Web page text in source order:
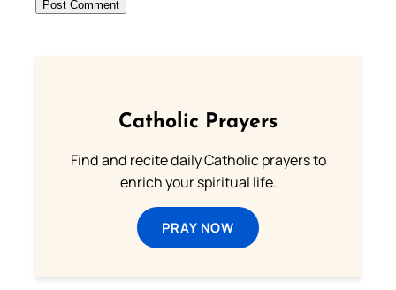
Catholic Prayers
Find and recite daily Catholic prayers to
enrich your spiritual life.
PRAY NOW